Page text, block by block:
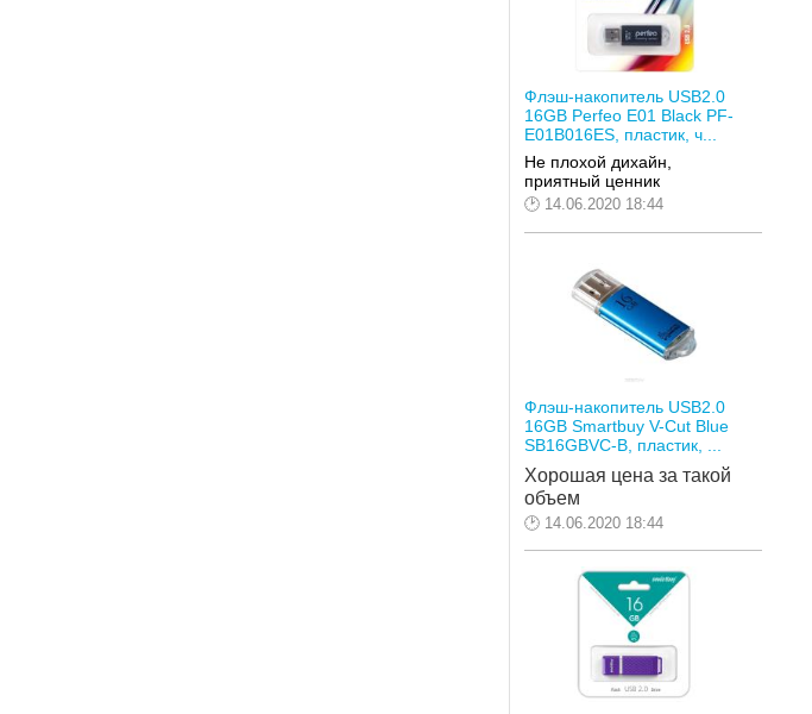
Флэш-накопитель USB2.0
16GB Perfeo E01 Black PF-
E01B016ES, пластик, ч...
Не плохой дихайн,
приятный ценник
14.06.2020 18:44
Флэш-накопитель USB2.0
16GB Smartbuy V-Cut Blue
SB16GBVC-B, пластик, ...
Хорошая цена за такой
объем
14.06.2020 18:44